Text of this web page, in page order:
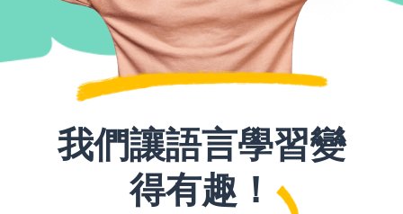
我們讓語言學習變
得有趣！